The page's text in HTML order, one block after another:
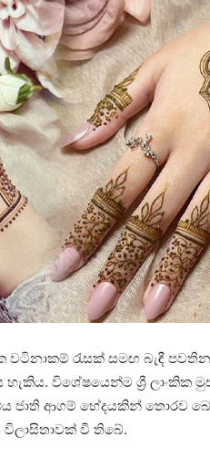
රැසක් සමඟ බැඳී පව­තින
විශේ­ෂ­යෙන්ම ශ්‍රී ලාංකික
ජාති ආගම් භේද­ය­කින් තොරව
විලා­සි­තා­වක් වී තිබේ.